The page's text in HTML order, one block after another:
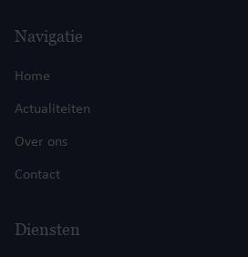
Navigatie
Home
Actualiteiten
Over ons
Contact
Diensten